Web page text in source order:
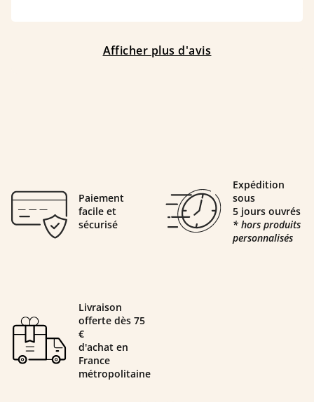
Afficher plus d'avis
Paiement
facile et
sécurisé
Expédition
sous
5 jours ouvrés
* hors produits
personnalisés
Livraison
offerte dès 75
€
d'achat en
France
métropolitaine